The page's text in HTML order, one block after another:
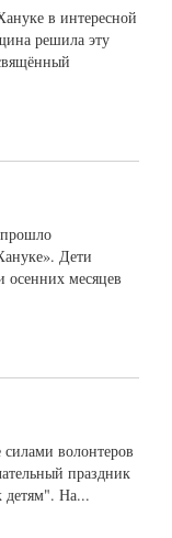
в интересной
решила эту
Дети
осенних месяцев
волонтеров
праздник
детям". На...